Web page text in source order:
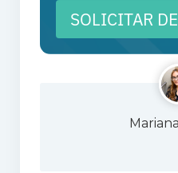
SOLICITAR